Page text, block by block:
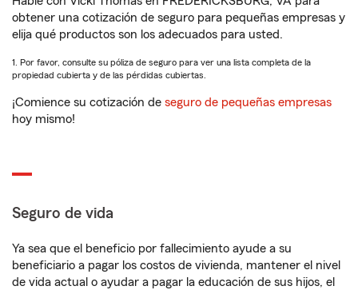
obtener una cotización de seguro para pequeñas empresas y
elija qué productos son los adecuados para usted.
1. Por favor, consulte su póliza de seguro para ver una lista completa de la
propiedad cubierta y de las pérdidas cubiertas.
¡Comience su cotización de seguro de pequeñas empresas
hoy mismo!
Seguro de vida
Ya sea que el beneficio por fallecimiento ayude a su
beneficiario a pagar los costos de vivienda, mantener el nivel
de vida actual o ayudar a pagar la educación de sus hijos, el